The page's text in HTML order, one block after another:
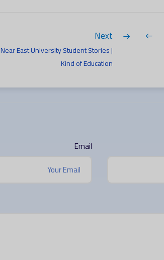
Next
Near East University Student Stories |
Kind of Education
Email